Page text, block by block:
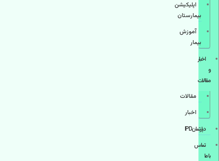
اپليكيشن
بيمارستان
آموزش
بیمار
اخبار
و
مقالات
مقالات
اخبار
دپارتمانIPD
تماس
با ما